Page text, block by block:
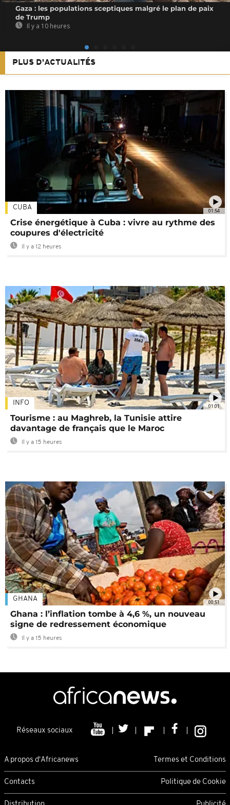
Gaza : les populations sceptiques malgré le plan de paix
de Trump
Il y a 10 heures
PLUS D'ACTUALITÉS
01:54
CUBA
Crise énergétique à Cuba : vivre au rythme des
coupures d'électricité
Il y a 12 heures
01:01
INFO
Tourisme : au Maghreb, la Tunisie attire
davantage de français que le Maroc
Il y a 15 heures
00:51
GHANA
Ghana : l’inflation tombe à 4,6 %, un nouveau
signe de redressement économique
Il y a 15 heures
Réseaux sociaux
A propos d'Africanews Termes et Conditions
Contacts Politique de Cookie